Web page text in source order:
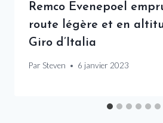
Remco Evenepoel
route légère et en
Giro d’Italia
Par Steven 6 janvier 2023